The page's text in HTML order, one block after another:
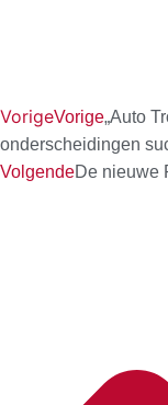
VorigeVorige„Auto
onderscheidingen
VolgendeDe nieuwe